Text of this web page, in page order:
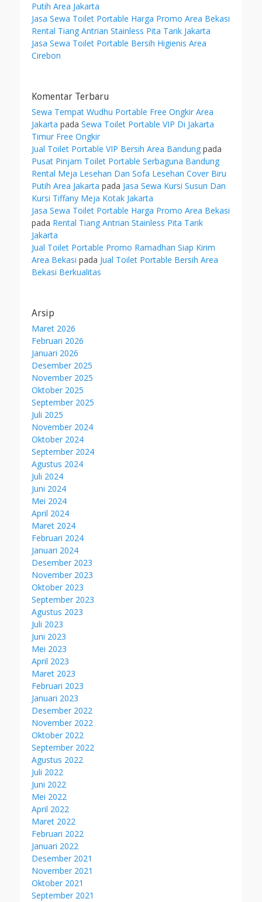
Putih Area Jakarta
Jasa Sewa Toilet Portable Harga Promo Area Bekasi
Rental Tiang Antrian Stainless Pita Tarik Jakarta
Jasa Sewa Toilet Portable Bersih Higienis Area
Cirebon
Komentar Terbaru
Sewa Tempat Wudhu Portable Free Ongkir Area
Jakarta pada Sewa Toilet Portable VIP Di Jakarta
Timur Free Ongkir
Jual Toilet Portable VIP Bersih Area Bandung pada
Pusat Pinjam Toilet Portable Serbaguna Bandung
Rental Meja Lesehan Dan Sofa Lesehan Cover Biru
Putih Area Jakarta pada Jasa Sewa Kursi Susun Dan
Kursi Tiffany Meja Kotak Jakarta
Jasa Sewa Toilet Portable Harga Promo Area Bekasi
pada Rental Tiang Antrian Stainless Pita Tarik
Jakarta
Jual Toilet Portable Promo Ramadhan Siap Kirim
Area Bekasi pada Jual Toilet Portable Bersih Area
Bekasi Berkualitas
Arsip
Maret 2026
Februari 2026
Januari 2026
Desember 2025
November 2025
Oktober 2025
September 2025
Juli 2025
November 2024
Oktober 2024
September 2024
Agustus 2024
Juli 2024
Juni 2024
Mei 2024
April 2024
Maret 2024
Februari 2024
Januari 2024
Desember 2023
November 2023
Oktober 2023
September 2023
Agustus 2023
Juli 2023
Juni 2023
Mei 2023
April 2023
Maret 2023
Februari 2023
Januari 2023
Desember 2022
November 2022
Oktober 2022
September 2022
Agustus 2022
Juli 2022
Juni 2022
Mei 2022
April 2022
Maret 2022
Februari 2022
Januari 2022
Desember 2021
November 2021
Oktober 2021
September 2021